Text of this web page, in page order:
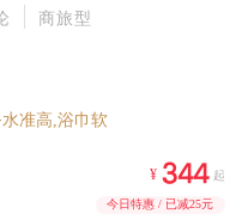
商旅型
准高,浴巾软
¥  起
今日特惠 / 已减25元